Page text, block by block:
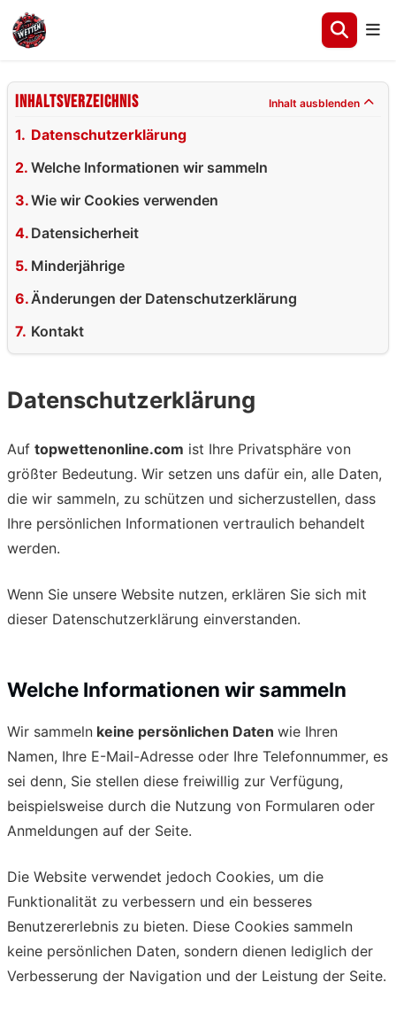
Inhaltsverzeichnis Inhalt ausblenden
Datenschutzerklärung
Welche Informationen wir sammeln
Wie wir Cookies verwenden
Datensicherheit
Minderjährige
Änderungen der Datenschutzerklärung
Kontakt
Datenschutzerklärung
Auf topwettenonline.com ist Ihre Privatsphäre von
größter Bedeutung. Wir setzen uns dafür ein, alle Daten,
die wir sammeln, zu schützen und sicherzustellen, dass
Ihre persönlichen Informationen vertraulich behandelt
werden.
Wenn Sie unsere Website nutzen, erklären Sie sich mit
dieser Datenschutzerklärung einverstanden.
Welche Informationen wir sammeln
Wir sammeln keine persönlichen Daten wie Ihren
Namen, Ihre E-Mail-Adresse oder Ihre Telefonnummer, es
sei denn, Sie stellen diese freiwillig zur Verfügung,
beispielsweise durch die Nutzung von Formularen oder
Anmeldungen auf der Seite.
Die Website verwendet jedoch Cookies, um die
Funktionalität zu verbessern und ein besseres
Benutzererlebnis zu bieten. Diese Cookies sammeln
keine persönlichen Daten, sondern dienen lediglich der
Verbesserung der Navigation und der Leistung der Seite.